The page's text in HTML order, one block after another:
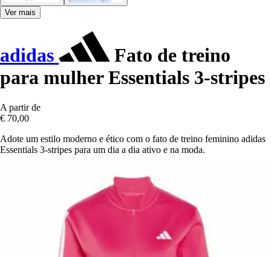
Ver mais
adidas
Fato de treino
para mulher Essentials 3-stripes
A partir de
€ 70,00
Adote um estilo moderno e ético com o fato de treino feminino adidas
Essentials 3-stripes para um dia a dia ativo e na moda.